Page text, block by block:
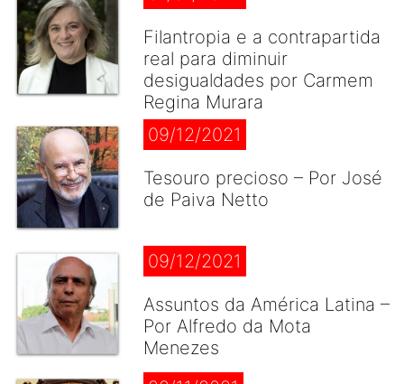
Filantropia e a contrapartida
real para diminuir
desigualdades por Carmem
Regina Murara
09/12/2021
Tesouro precioso – Por José
de Paiva Netto
09/12/2021
Assuntos da América Latina –
Por Alfredo da Mota
Menezes